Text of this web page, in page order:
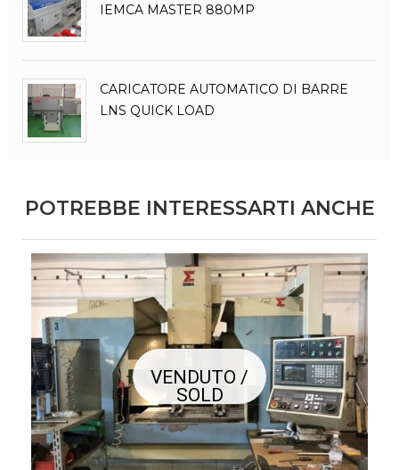
IEMCA MASTER 880MP
CARICATORE AUTOMATICO DI BARRE
LNS QUICK LOAD
POTREBBE INTERESSARTI ANCHE
VENDUTO /
SOLD